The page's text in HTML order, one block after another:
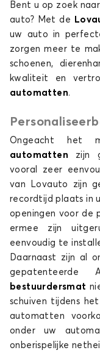
Bent u op zoek
auto? Met de
uw auto in
zorgen meer te
schoenen,
kwaliteit en
automatten.
Ongeacht het
automatten zijn
vooral zeer
van Lovauto zijn
recordtijd plaats in
openingen voor de
ermee zijn
eenvoudig te
Daarnaast zijn al
gepatenteerde
bestuurdersmat
schuiven tijdens
automatten
onder uw
onberispelijke